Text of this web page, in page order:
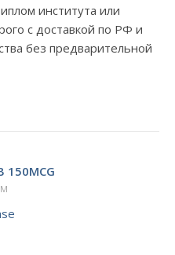
института или
с доставкой по РФ и
без предварительной
150MCG